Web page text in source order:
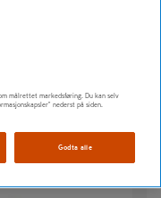
målrettet markedsføring. Du kan selv
nederst på siden.
Godta alle